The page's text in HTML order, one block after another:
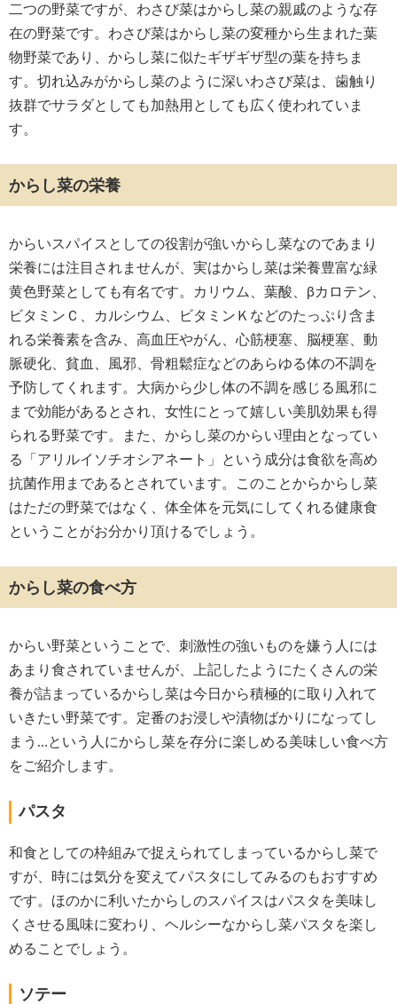
二つの野菜ですが、わさび菜はからし菜の親戚のような存
在の野菜です。わさび菜はからし菜の変種から生まれた葉
物野菜であり、からし菜に似たギザギザ型の葉を持ちま
す。切れ込みがからし菜のように深いわさび菜は、歯触り
抜群でサラダとしても加熱用としても広く使われていま
す。
からし菜の栄養
からいスパイスとしての役割が強いからし菜なのであまり
栄養には注目されませんが、実はからし菜は栄養豊富な緑
黄色野菜としても有名です。カリウム、葉酸、βカロテン、
ビタミンＣ、カルシウム、ビタミンＫなどのたっぷり含ま
れる栄養素を含み、高血圧やがん、心筋梗塞、脳梗塞、動
脈硬化、貧血、風邪、骨粗鬆症などのあらゆる体の不調を
予防してくれます。大病から少し体の不調を感じる風邪に
まで効能があるとされ、女性にとって嬉しい美肌効果も得
られる野菜です。また、からし菜のからい理由となってい
る「アリルイソチオシアネート」という成分は食欲を高め
抗菌作用まであるとされています。このことからからし菜
はただの野菜ではなく、体全体を元気にしてくれる健康食
ということがお分かり頂けるでしょう。
からし菜の食べ方
からい野菜ということで、刺激性の強いものを嫌う人には
あまり食されていませんが、上記したようにたくさんの栄
養が詰まっているからし菜は今日から積極的に取り入れて
いきたい野菜です。定番のお浸しや漬物ばかりになってし
まう…という人にからし菜を存分に楽しめる美味しい食べ方
をご紹介します。
パスタ
和食としての枠組みで捉えられてしまっているからし菜で
すが、時には気分を変えてパスタにしてみるのもおすすめ
です。ほのかに利いたからしのスパイスはパスタを美味し
くさせる風味に変わり、ヘルシーなからし菜パスタを楽し
めることでしょう。
ソテー